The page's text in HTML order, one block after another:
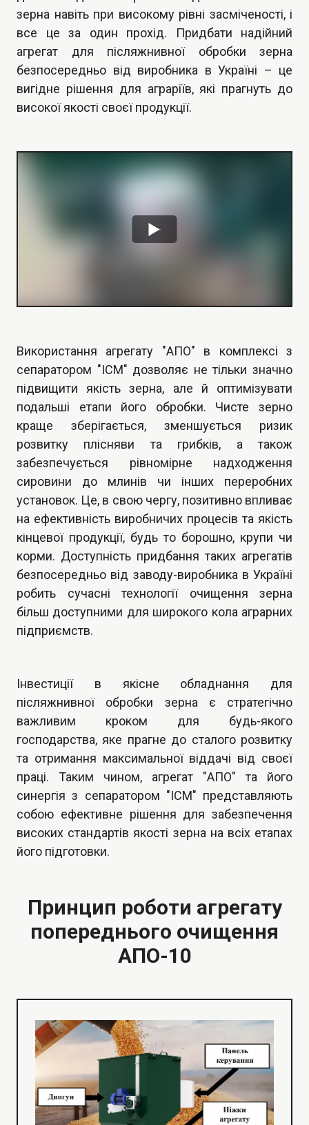
зерна навіть при високому рівні засміченості, і
все це за один прохід. Придбати надійний
агрегат для післяжнивної обробки зерна
безпосередньо від виробника в Україні – це
вигідне рішення для аграріїв, які прагнуть до
високої якості своєї продукції.
Використання агрегату "АПО" в комплексі з
сепаратором "ІСМ" дозволяє не тільки значно
підвищити якість зерна, але й оптимізувати
подальші етапи його обробки. Чисте зерно
краще зберігається, зменшується ризик
розвитку плісняви та грибків, а також
забезпечується рівномірне надходження
сировини до млинів чи інших переробних
установок. Це, в свою чергу, позитивно впливає
на ефективність виробничих процесів та якість
кінцевої продукції, будь то борошно, крупи чи
корми. Доступність придбання таких агрегатів
безпосередньо від заводу-виробника в Україні
робить сучасні технології очищення зерна
більш доступними для широкого кола аграрних
підприємств.
Інвестиції в якісне обладнання для
післяжнивної обробки зерна є стратегічно
важливим кроком для будь-якого
господарства, яке прагне до сталого розвитку
та отримання максимальної віддачі від своєї
праці. Таким чином, агрегат "АПО" та його
синергія з сепаратором "ІСМ" представляють
собою ефективне рішення для забезпечення
високих стандартів якості зерна на всіх етапах
його підготовки.
Принцип роботи агрегату
попереднього очищення
АПО-10